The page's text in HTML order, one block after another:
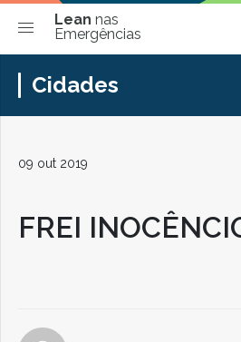
Lean nas
Emergências
Cidades
09 out 2019
FREI